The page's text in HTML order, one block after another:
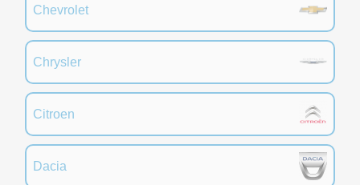
Chevrolet
Chrysler
Citroen
Dacia